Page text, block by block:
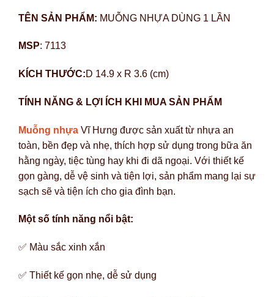
TÊN SẢN PHẨM: MUỖNG NHỰA DÙNG 1 LẦN
MSP: 7113
KÍCH THƯỚC:D 14.9 x R 3.6 (cm)
TÍNH NĂNG & LỢI ÍCH KHI MUA SẢN PHẨM
Muỗng nhựa Vĩ Hưng được sản xuất từ nhựa an
toàn, bền đẹp và nhẹ, thích hợp sử dụng trong bữa ăn
hằng ngày, tiệc tùng hay khi đi dã ngoại. Với thiết kế
gọn gàng, dễ vệ sinh và tiện lợi, sản phẩm mang lại sự
sạch sẽ và tiện ích cho gia đình bạn.
Một số tính năng nổi bật:
✅ Màu sắc xinh xắn
✅ Thiết kế gọn nhẹ, dễ sử dụng